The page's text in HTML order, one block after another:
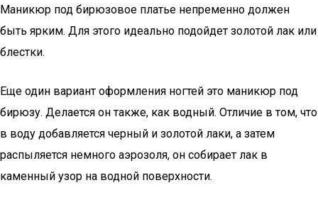
Маникюр под бирюзовое платье непременно должен
быть ярким. Для этого идеально подойдет золотой лак или
блестки.
Еще один вариант оформления ногтей это маникюр под
бирюзу. Делается он также, как водный. Отличие в том, что
в воду добавляется черный и золотой лаки, а затем
распыляется немного аэрозоля, он собирает лак в
каменный узор на водной поверхности.